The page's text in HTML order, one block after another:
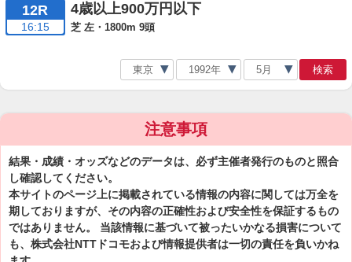
12R
16:15
4歳以上900万円以下
芝 左・1800m 9頭
検索
注意事項
結果・成績・オッズなどのデータは、必ず主催者発行のものと照合
し確認してください。
本サイトのページ上に掲載されている情報の内容に関しては万全を
期しておりますが、その内容の正確性および安全性を保証するもの
ではありません。 当該情報に基づいて被ったいかなる損害について
も、株式会社NTTドコモおよび情報提供者は一切の責任を負いかね